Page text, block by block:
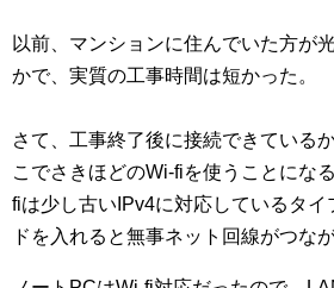
以前、マンションに住んでいた方が
かで、実質の工事時間は短かった。
さて、工事終了後に接続できている
こでさきほどのWi-fiを使うことにな
fiは少し古いIPv4に対応しているタイ
ドを入れると無事ネット回線がつなが